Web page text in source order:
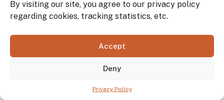
By visiting our site, you agree to our privacy policy
regarding cookies, tracking statistics, etc.
Accept
Deny
Privacy Policy